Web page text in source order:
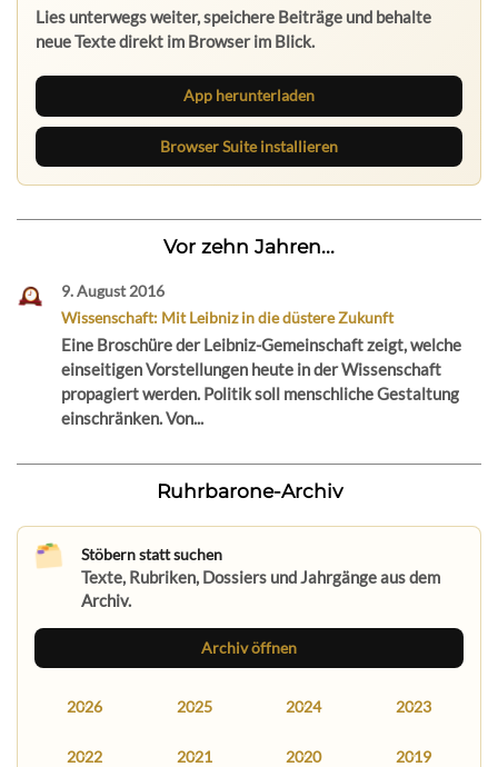
Lies unterwegs weiter, speichere Beiträge und behalte
neue Texte direkt im Browser im Blick.
App herunterladen
Browser Suite installieren
Vor zehn Jahren...
9. August 2016
Wissenschaft: Mit Leibniz in die düstere Zukunft
Eine Broschüre der Leibniz-Gemeinschaft zeigt, welche
einseitigen Vorstellungen heute in der Wissenschaft
propagiert werden. Politik soll menschliche Gestaltung
einschränken. Von...
Ruhrbarone-Archiv
Stöbern statt suchen
Texte, Rubriken, Dossiers und Jahrgänge aus dem
Archiv.
Archiv öffnen
2026 2025 2024 2023
2022 2021 2020 2019